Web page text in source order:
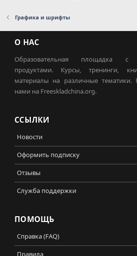
Графика и шрифты
О НАС
Образовательная площадка с
продуктами. Курсы, тренинги,
материалы на различные тематики.
нами на Freeskladchina.org.
ССЫЛКИ
Новости
Оформить подписку
Отзывы
Служба поддержки
ПОМОЩЬ
Справка (FAQ)
Правила